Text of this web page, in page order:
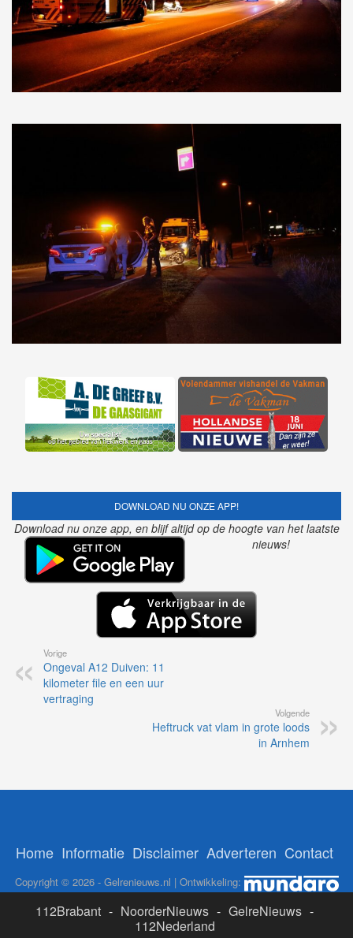
DOWNLOAD NU ONZE APP!
Download nu onze app, en blijf altijd op de hoogte van het laatste
nieuws!
Vorige
Ongeval A12 Duiven: 11
kilometer file en een uur
vertraging
Volgende
Heftruck vat vlam in grote loods
in Arnhem
Home Informatie Disclaimer Adverteren Contact
Copyright © 2026 - Gelrenieuws.nl | Ontwikkeling:
112Brabant - NoorderNieuws - GelreNieuws -
112Nederland